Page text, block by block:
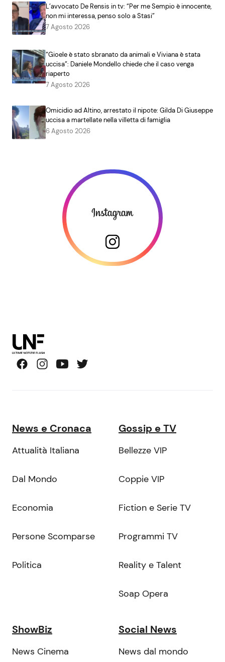
L’avvocato De Rensis in tv: “Per me Sempio è innocente,
non mi interessa, penso solo a Stasi”
7 Agosto 2026
“Gioele è stato sbranato da animali e Viviana è stata
uccisa”: Daniele Mondello chiede che il caso venga
riaperto
7 Agosto 2026
Omicidio ad Altino, arrestato il nipote: Gilda Di Giuseppe
uccisa a martellate nella villetta di famiglia
6 Agosto 2026
News e Cronaca
Attualità Italiana
Dal Mondo
Economia
Persone Scomparse
Politica
Gossip e TV
Bellezze VIP
Coppie VIP
Fiction e Serie TV
Programmi TV
Reality e Talent
Soap Opera
ShowBiz
News Cinema
Social News
News dal mondo